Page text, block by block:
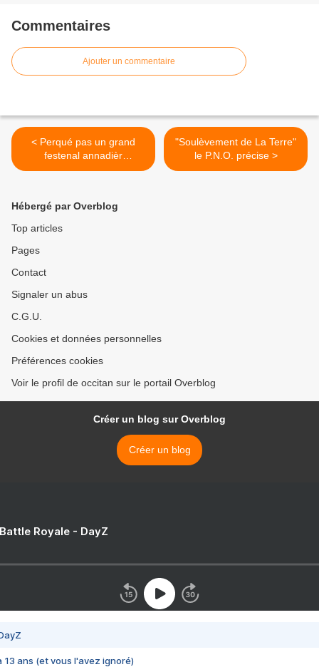
Commentaires
Ajouter un commentaire
< Perqué pas un grand
festenal annadièr
panoccitan de la cultura
"Soulèvement de La Terre"
le P.N.O. précise >
Hébergé par Overblog
Top articles
Pages
Contact
Signaler un abus
C.G.U.
Cookies et données personnelles
Préférences cookies
Voir le profil de occitan sur le portail Overblog
Créer un blog sur Overblog
Créer un blog
Royale - DayZ
13 ans (et vous l'avez ignoré)